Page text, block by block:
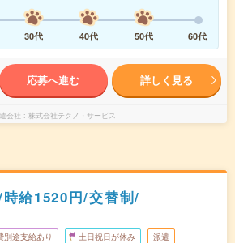
30代 40代 50代 60代
応募へ進む 詳しく見る
会社 株式会社テクノ・サービス
給1520円/交替制/
別途支給あり 土日祝日が休み 派遣